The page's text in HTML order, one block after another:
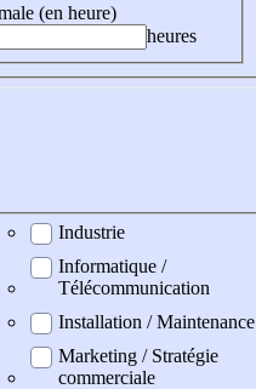
(en heure)
heures
Industrie
Informatique /
Télécommunication
Installation / Maintenance
Marketing / Stratégie
commerciale